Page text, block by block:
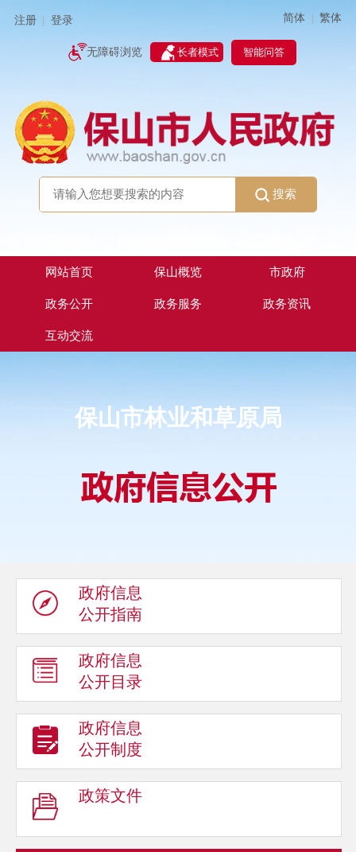
注册 登录 简体 | 繁体
无障碍浏览 长者模式 智能问答
搜索
网站首页 保山概览 市政府
政务公开 政务服务 政务资讯
互动交流
保山市林业和草原局
政府信息
公开指南
政府信息
公开目录
政府信息
公开制度
政策文件